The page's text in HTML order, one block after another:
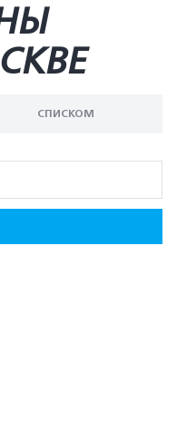
СПИСКОМ